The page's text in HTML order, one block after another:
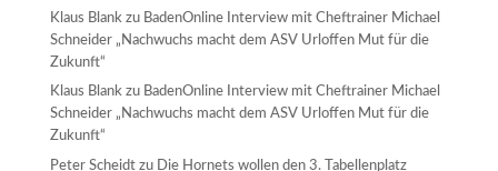
Klaus Blank zu BadenOnline Interview mit Cheftrainer Michael
Schneider „Nachwuchs macht dem ASV Urloffen Mut für die
Zukunft“
Klaus Blankzu BadenOnline Interview mit Cheftrainer Michael
Schneider „Nachwuchs macht dem ASV Urloffen Mut für die
Zukunft“
Peter Scheidtzu Die Hornets wollen den 3. Tabellenplatz